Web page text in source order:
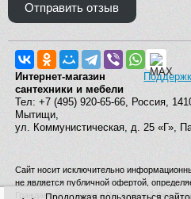
Отправить отзыв
Интернет-магазин
сантехники и мебели
Тел: +7 (495) 920-65-66, Россия,
Мытищи,
ул. Коммунистическая, д. 25 «Г»,
Сайт носит исключительно
не является публичной офертой,
Гражданского кодекса Российской